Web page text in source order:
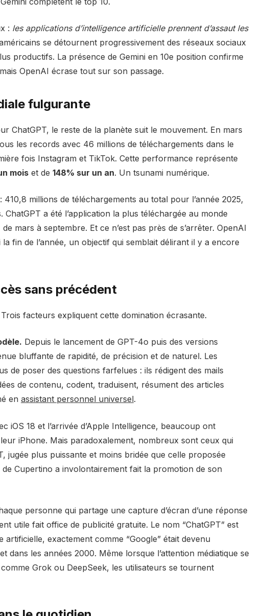
: les applications d’intelligence artificielle prennent d’assaut les
se détournent progressivement des réseaux sociaux
productifs. La présence de Gemini en 10e position confirme
OpenAI écrase tout sur son passage.
fulgurante
ChatGPT, le reste de la planète suit le mouvement. En mars
les records avec 46 millions de téléchargements dans le
fois Instagram et TikTok. Cette performance représente
moiset de 148% sur un an. Un tsunami numérique.
millions de téléchargements au total pour l’année 2025,
ChatGPT a été l’application la plus téléchargée au monde
mars à septembre. Et ce n’est pas près de s’arrêter. OpenAI
la fin de l’année, un objectif qui semblait délirant il y a encore
sans précédent
facteurs expliquent cette domination écrasante.
Depuis le lancement de GPT-4o puis des versions
bluffante de rapidité, de précision et de naturel. Les
de poser des questions farfelues : ils rédigent des mails
de contenu, codent, traduisent, résument des articles
en assistant personnel universel.
iOS 18 et l’arrivée d’Apple Intelligence, beaucoup ont
iPhone. Mais paradoxalement, nombreux sont ceux qui
jugée plus puissante et moins bridée que celle proposée
Cupertino a involontairement fait la promotion de son
personne qui partage une capture d’écran d’une réponse
utile fait office de publicité gratuite. Le nom “ChatGPT” est
artificielle, exactement comme “Google” était devenu
dans les années 2000. Même lorsque l’attention médiatique se
Grok ou DeepSeek, les utilisateurs se tournent